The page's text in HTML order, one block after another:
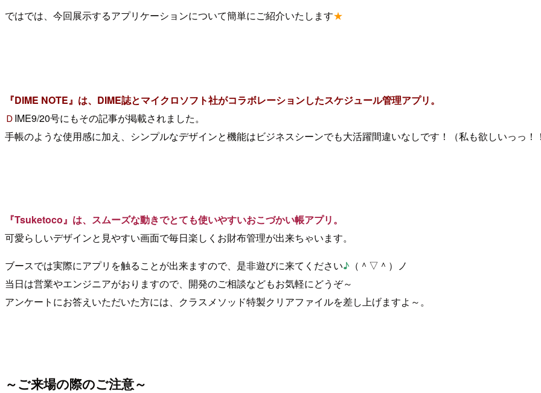
ではでは、今回展示するアプリケーションについて簡単にご紹介いたします★
『DIME NOTE』は、DIME誌とマイクロソフト社がコラボレーションしたスケジュール管理アプリ。
ＤIME9/20号にもその記事が掲載されました。
手帳のような使用感に加え、シンプルなデザインと機能はビジネスシーンでも大活躍間違いなしです！（私も欲しいっっ！
『Tsuketoco』は、スムーズな動きでとても使いやすいおこづかい帳アプリ。
可愛らしいデザインと見やすい画面で毎日楽しくお財布管理が出来ちゃいます。
ブースでは実際にアプリを触ることが出来ますので、是非遊びに来てください♪ （＾▽＾）ノ
当日は営業やエンジニアがおりますので、開発のご相談などもお気軽にどうぞ～
アンケートにお答えいただいた方には、クラスメソッド特製クリアファイルを差し上げますよ～。
～ご来場の際のご注意～